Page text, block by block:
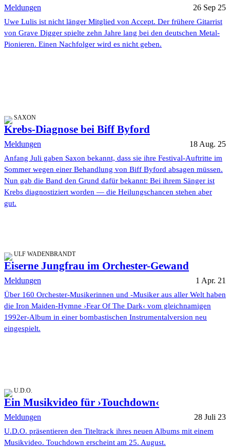
Meldungen 26 Sep 25
Uwe Lulis ist nicht länger Mitglied von Accept. Der frühere Gitarrist
von Grave Digger spielte zehn Jahre lang bei den deutschen Metal-
Pionieren. Einen Nachfolger wird es nicht geben.
SAXON
Krebs-Diagnose bei Biff Byford
Meldungen 18 Aug. 25
Anfang Juli gaben Saxon bekannt, dass sie ihre Festival-Auftritte im
Sommer wegen einer Behandlung von Biff Byford absagen müssen.
Nun gab die Band den Grund dafür bekannt: Bei ihrem Sänger ist
Krebs diagnostiziert worden — die Heilungschancen stehen aber
gut.
ULF WADENBRANDT
Eiserne Jungfrau im Orchester-Gewand
Meldungen 1 Apr. 21
Über 160 Orchester-Musikerinnen und -Musiker aus aller Welt haben
die Iron Maiden-Hymne ›Fear Of The Dark‹ vom gleichnamigen
1992er-Album in einer bombastischen Instrumentalversion neu
eingespielt.
U.D.O.
Ein Musikvideo für ›Touchdown‹
Meldungen 28 Juli 23
U.D.O. präsentieren den Titeltrack ihres neuen Albums mit einem
Musikvideo. Touchdown erscheint am 25. August.